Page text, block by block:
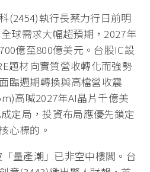
(2454)執行長蔡力行日前明
球需求大幅超預期，2027年
億至800億美元。台股IC設
題材向實質營收轉化而強勢
臨週期轉換與高檔營收震
高喊2027年AI晶片千億美
定局，投資布局應優先鎖定
心標的。
量產潮」已非空中樓閣。台